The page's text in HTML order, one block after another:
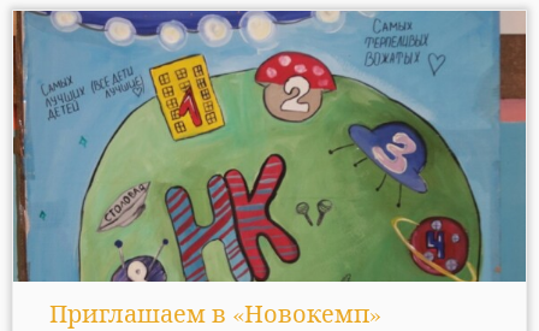
Приглашаем в «Новокемп»